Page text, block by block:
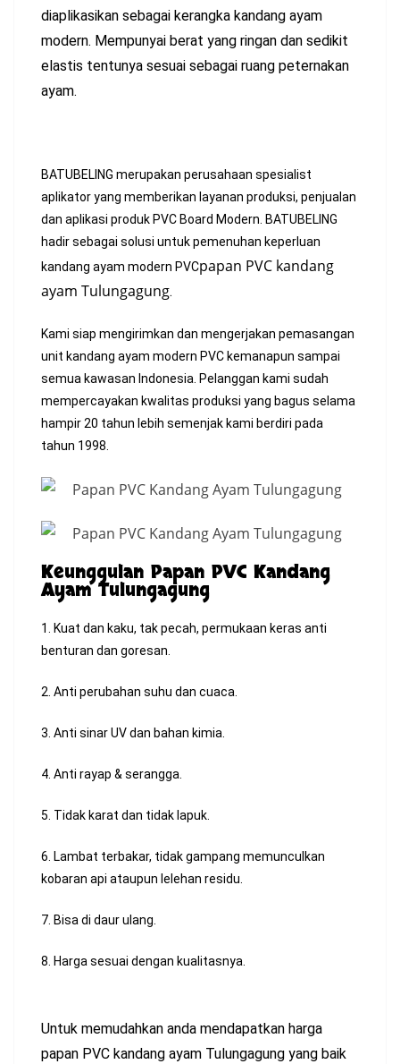
diaplikasikan sebagai kerangka kandang ayam
modern. Mempunyai berat yang ringan dan sedikit
elastis tentunya sesuai sebagai ruang peternakan
ayam.
BATUBELING merupakan perusahaan spesialist
aplikator yang memberikan layanan produksi, penjualan
dan aplikasi produk PVC Board Modern. BATUBELING
hadir sebagai solusi untuk pemenuhan keperluan
kandang ayam modern PVCpapan PVC kandang
ayam Tulungagung.
Kami siap mengirimkan dan mengerjakan pemasangan
unit kandang ayam modern PVC kemanapun sampai
semua kawasan Indonesia. Pelanggan kami sudah
mempercayakan kwalitas produksi yang bagus selama
hampir 20 tahun lebih semenjak kami berdiri pada
tahun 1998.
Keunggulan Papan PVC Kandang
Ayam Tulungagung
1. Kuat dan kaku, tak pecah, permukaan keras anti
benturan dan goresan.
2. Anti perubahan suhu dan cuaca.
3. Anti sinar UV dan bahan kimia.
4. Anti rayap & serangga.
5. Tidak karat dan tidak lapuk.
6. Lambat terbakar, tidak gampang memunculkan
kobaran api ataupun lelehan residu.
7. Bisa di daur ulang.
8. Harga sesuai dengan kualitasnya.
Untuk memudahkan anda mendapatkan harga
papan PVC kandang ayam Tulungagung yang baik